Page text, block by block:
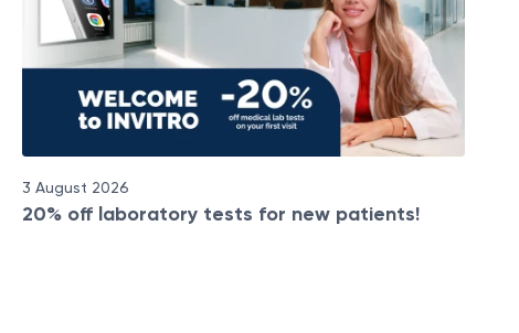
3 August 2026
20% off laboratory tests for new patients!